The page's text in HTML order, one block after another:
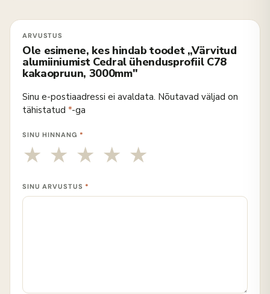
Ole esimene, kes hindab toodet „Värvitud
alumiiniumist Cedral ühendusprofiil C78
kakaopruun, 3000mm"
Sinu e-postiaadressi ei avaldata. Nõutavad väljad on
tähistatud *-ga
SINU HINNANG *
SINU ARVUSTUS *